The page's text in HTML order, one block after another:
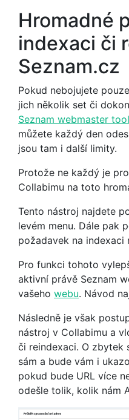
Hromadné
indexaci či
Seznam.cz
Pokud nebojujete
jich několik set či
Seznam webmaster
můžete každý den
jsou tam i další limity.
Protože ne každý je
Collabimu na toto
Tento nástroj najdete
levém menu. Dále pak
požadavek na indexaci
Pro funkci tohoto
aktivní právě Seznam
vašeho webu. Návod
Následně je však
nástroj v Collabimu a
či reindexaci. O zbytek
sám a bude vám i
pokud bude URL více
odešle tolik, kolik nám